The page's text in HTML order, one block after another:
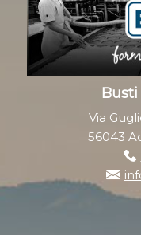
Busti
Via
56043